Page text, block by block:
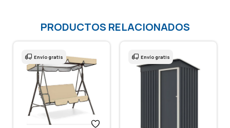
PRODUCTOS RELACIONADOS
Envío gratis Envío gratis